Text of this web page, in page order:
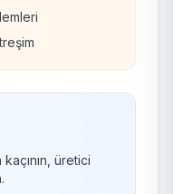
kaçının, üretici